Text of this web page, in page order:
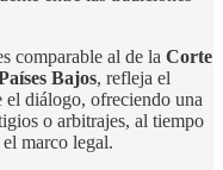
comparable al de la Corte
Bajos, refleja el
diálogo, ofreciendo una
o arbitrajes, al tiempo
marco legal.